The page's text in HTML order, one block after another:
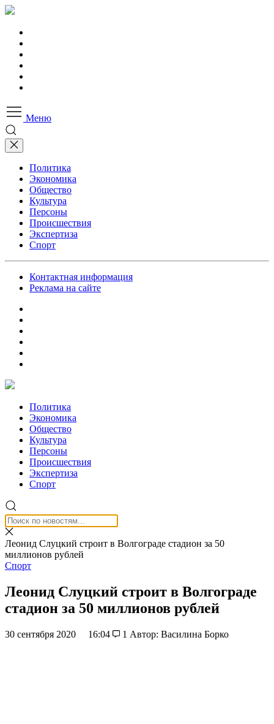
Меню
Политика
Экономика
Общество
Культура
Персоны
Происшествия
Экспертиза
Спорт
Контактная информация
Реклама на сайте
Политика
Экономика
Общество
Культура
Персоны
Происшествия
Экспертиза
Спорт
Леонид Слуцкий строит в Волгограде стадион за 50
миллионов рублей
Спорт
Леонид Слуцкий строит в Волгограде
стадион за 50 миллионов рублей
30 сентября 2020 16:04 1 Автор: Василина Борко